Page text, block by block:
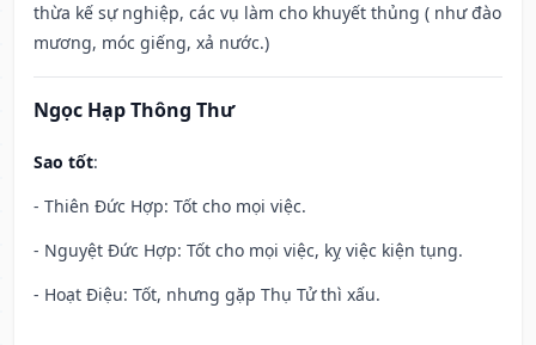
thừa kế sự nghiệp, các vụ làm cho khuyết thủng ( như đào
mương, móc giếng, xả nước.)
Ngọc Hạp Thông Thư
Sao tốt:
- Thiên Đức Hợp: Tốt cho mọi việc.
- Nguyệt Đức Hợp: Tốt cho mọi việc, kỵ việc kiện tụng.
- Hoạt Điệu: Tốt, nhưng gặp Thụ Tử thì xấu.